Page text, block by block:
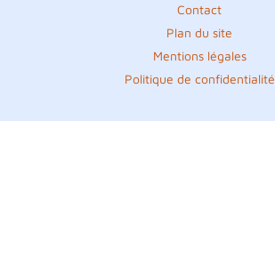
Contact
Plan du site
Mentions légales
Politique de confidentialité